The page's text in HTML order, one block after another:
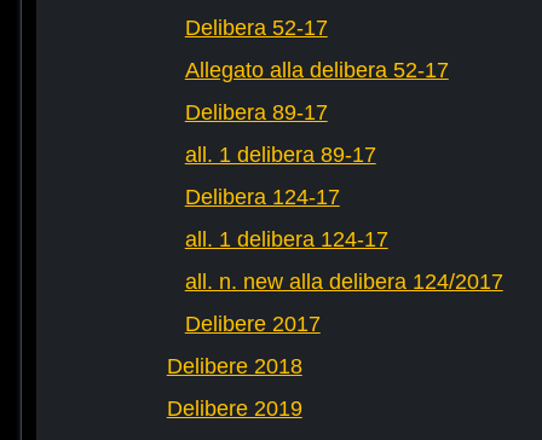
Delibera 52-17
Allegato alla delibera 52-17
Delibera 89-17
all. 1 delibera 89-17
Delibera 124-17
all. 1 delibera 124-17
all. n. new alla delibera 124/2017
Delibere 2017
Delibere 2018
Delibere 2019